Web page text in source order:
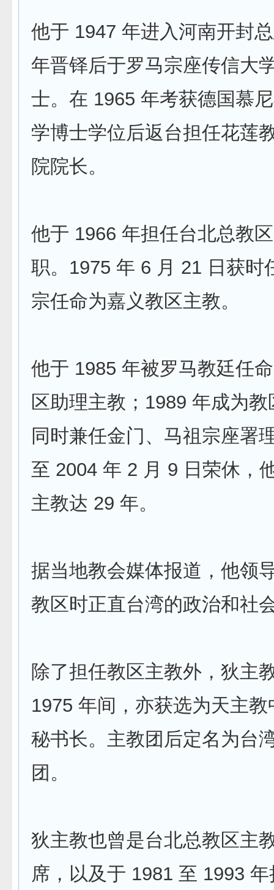
他于 1947 年进入河南开封
年晋铎后于罗马宗座传信大
士。在 1965 年考获德国慕
学博士学位后返台担任花莲
院院长。
他于 1966 年担任台北总教
职。1975 年 6 月 21 日获时
宗任命为嘉义教区主教。
他于 1985 年被罗马教廷任
区助理主教；1989 年成为
同时兼任金门、马祖宗座署
至 2004 年 2 月 9 日荣休，
主教达 29 年。
据当地教会媒体报道，他领
教区时正直台湾的政治和社
除了担任教区主教外，狄主
1975 年间，亦获选为天主
秘书长。主教团后定名为台
团。
狄主教也曾是台北总教区主
席，以及于 1981 至 1993